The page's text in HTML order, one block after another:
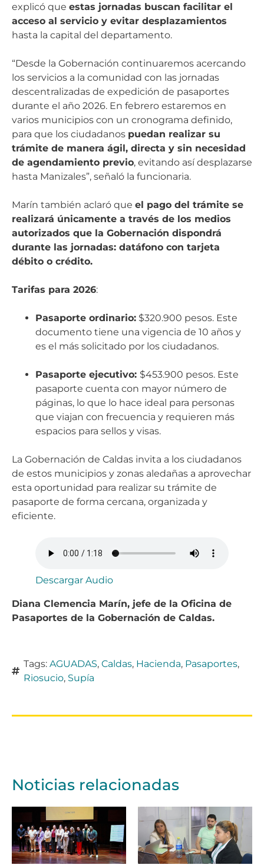
explicó que estas jornadas buscan facilitar el
acceso al servicio y evitar desplazamientos
hasta la capital del departamento.
“Desde la Gobernación continuaremos acercando
los servicios a la comunidad con las jornadas
descentralizadas de expedición de pasaportes
durante el año 2026. En febrero estaremos en
varios municipios con un cronograma definido,
para que los ciudadanos puedan realizar su
trámite de manera ágil, directa y sin necesidad
de agendamiento previo, evitando así desplazarse
hasta Manizales”, señaló la funcionaria.
Marín también aclaró que el pago del trámite se
realizará únicamente a través de los medios
autorizados que la Gobernación dispondrá
durante las jornadas: datáfono con tarjeta
débito o crédito.
Tarifas para 2026:
Pasaporte ordinario: $320.900 pesos. Este
documento tiene una vigencia de 10 años y
es el más solicitado por los ciudadanos.
Pasaporte ejecutivo: $453.900 pesos. Este
pasaporte cuenta con mayor número de
páginas, lo que lo hace ideal para personas
que viajan con frecuencia y requieren más
espacios para sellos y visas.
La Gobernación de Caldas invita a los ciudadanos
de estos municipios y zonas aledañas a aprovechar
esta oportunidad para realizar su trámite de
pasaporte de forma cercana, organizada y
eficiente.
Descargar Audio
Diana Clemencia Marín, jefe de la Oficina de
Pasaportes de la Gobernación de Caldas.
Tags: AGUADAS, Caldas, Hacienda, Pasaportes,
Riosucio, Supía
Noticias relacionadas